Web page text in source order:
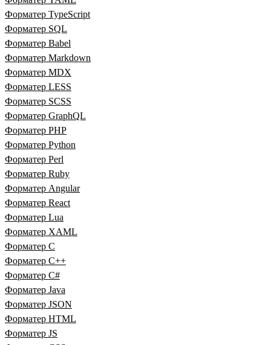
Форматер TypeScript
Форматер SQL
Форматер Babel
Форматер Markdown
Форматер MDX
Форматер LESS
Форматер SCSS
Форматер GraphQL
Форматер PHP
Форматер Python
Форматер Perl
Форматер Ruby
Форматер Angular
Форматер React
Форматер Lua
Форматер XAML
Форматер C
Форматер C++
Форматер C#
Форматер Java
Форматер JSON
Форматер HTML
Форматер JS